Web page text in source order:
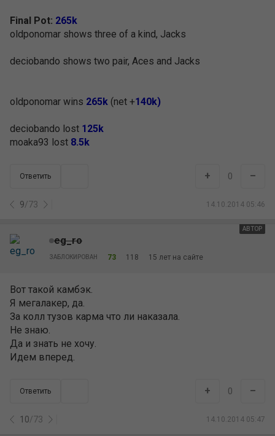
Final Pot: 265k
oldponomar shows three of a kind, Jacks
deciobando shows two pair, Aces and Jacks
oldponomar wins 265k (net +140k)
deciobando lost 125k
moaka93 lost 8.5k
Ответить
9/73 14.10.2014 05:46
+ 0 –
АВТОР
eg_ro
ЗАБЛОКИРОВАН 73 118 15 лет на сайте
Вот такой камбэк.
Я мегалакер, да.
За колл тузов карма что ли наказала.
Не знаю.
Да и знать не хочу.
Идем вперед.
Ответить
10/73 14.10.2014 05:47
+ 0 –